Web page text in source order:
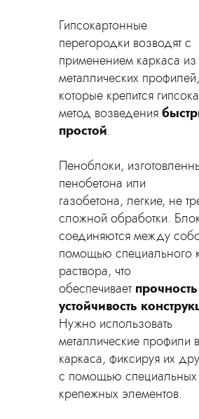
Гипсокартонные
перегородки возводят с
применением каркаса из
металлических
которые крепится
метод возведения
простой.
Пеноблоки,
пенобетона или
газобетона, легкие, не
сложной обработки.
соединяются между
помощью специального
раствора, что
обеспечивает
устойчивость
Нужно использовать
металлические профили
каркаса, фиксируя их
с помощью специальных
крепежных элементов.